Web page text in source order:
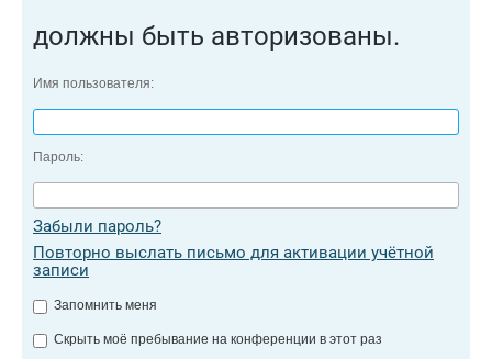
должны быть авторизованы.
Имя пользователя:
Пароль:
Забыли пароль?
Повторно выслать письмо для активации учётной
записи
Запомнить меня
Скрыть моё пребывание на конференции в этот раз